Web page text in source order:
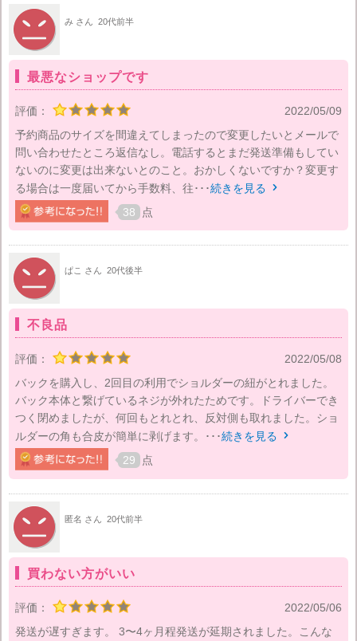
み さん 20代前半
最悪なショップです
評価：
2022/05/09
予約商品のサイズを間違えてしまったので変更したいとメールで
問い合わせたところ返信なし。電話するとまだ発送準備もしてい
ないのに変更は出来ないとのこと。おかしくないですか？変更す
る場合は一度届いてから手数料、往･･･続きを見る 
38 点
ぱこ さん 20代後半
不良品
評価：
2022/05/08
バックを購入し、2回目の利用でショルダーの紐がとれました。
バック本体と繋げているネジが外れたためです。ドライバーでき
つく閉めましたが、何回もとれとれ、反対側も取れました。ショ
ルダーの角も合皮が簡単に剥げます。･･･続きを見る 
29 点
匿名 さん 20代前半
買わない方がいい
評価：
2022/05/06
発送が遅すぎます。 3〜4ヶ月程発送が延期されました。こんな